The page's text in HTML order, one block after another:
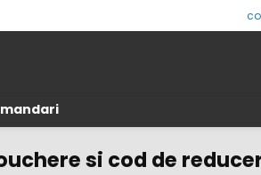
si cod de